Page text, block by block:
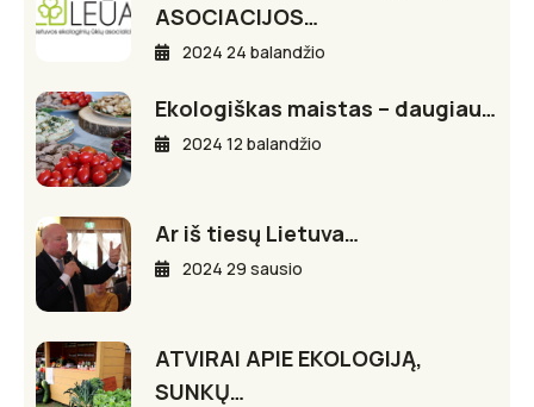
ASOCIACIJOS…
2024 24 balandžio
Ekologiškas maistas – daugiau…
2024 12 balandžio
Ar iš tiesų Lietuva…
2024 29 sausio
ATVIRAI APIE EKOLOGIJĄ,
SUNKŲ…